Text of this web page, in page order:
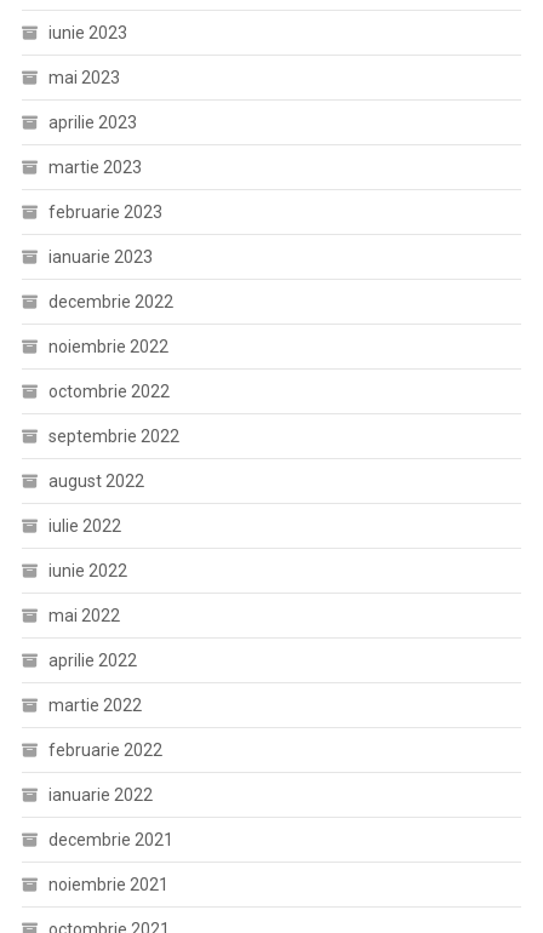
iunie 2023
mai 2023
aprilie 2023
martie 2023
februarie 2023
ianuarie 2023
decembrie 2022
noiembrie 2022
octombrie 2022
septembrie 2022
august 2022
iulie 2022
iunie 2022
mai 2022
aprilie 2022
martie 2022
februarie 2022
ianuarie 2022
decembrie 2021
noiembrie 2021